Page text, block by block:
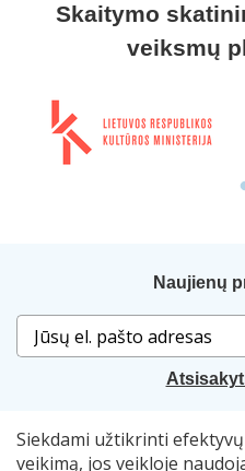
Siekdami užtikrinti
veikimą, jos veikloje
Skaitymo
veiksmų
Naujienų
Sprendimas: „Idamas“ .